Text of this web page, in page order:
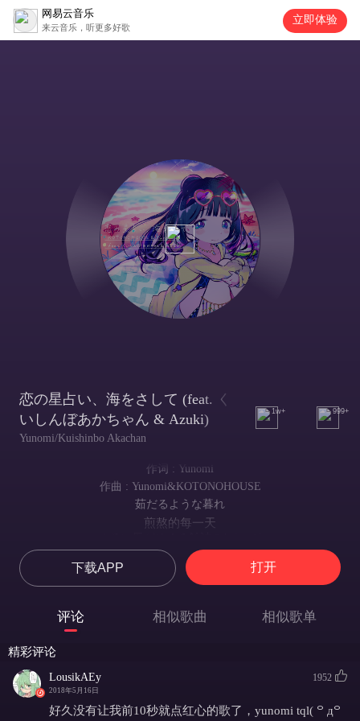
网易云音乐
来云音乐，听更多好歌
立即体验
恋の星占い、海をさして (feat. く
いしんぼあかちゃん & Azuki)
Yunomi/Kuishinbo Akachan
1w+ 999+
作词 : Yunomi
作曲 : Yunomi&KOTONOHOUSE
茹だるような暮れ
煎熬的每一天
杂志被柔风翻了一页
ありきたりな恋占いを見た
看到了老套的恋爱占卜
你的双眼神采奕奕
がむしゃらにペダル踏む毎日に
下载APP 打开
评论 相似歌曲 相似歌单
精彩评论
LousikAEy
2018年5月16日
1952
好久没有让我前10秒就点红心的歌了，yunomi tql( ꒪ д꒪